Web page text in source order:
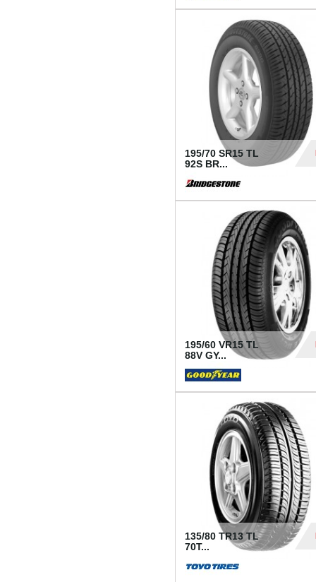
195/70 SR15 TL
92S BR...
195/60 VR15 TL
88V GY...
135/80 TR13 TL
70T...